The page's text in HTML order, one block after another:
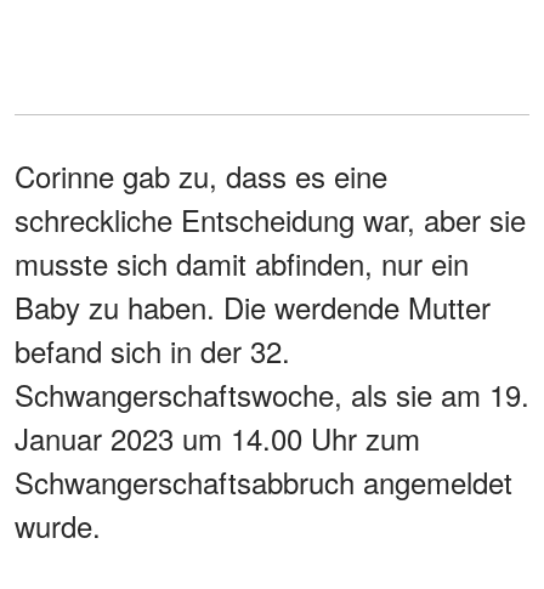
Corinne gab zu, dass es eine
schreckliche Entscheidung war, aber sie
musste sich damit abfinden, nur ein
Baby zu haben. Die werdende Mutter
befand sich in der 32.
Schwangerschaftswoche, als sie am 19.
Januar 2023 um 14.00 Uhr zum
Schwangerschaftsabbruch angemeldet
wurde.